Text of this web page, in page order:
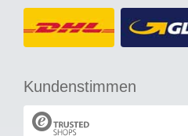
Kundenstimmen